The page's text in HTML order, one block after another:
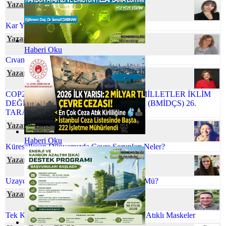
Haberi Oku
Haberi Oku
Yazar Berna UÇAR
Kar Yağışının Faydaları
Yazar Neslihan BOYACILAR
Cıvanın Taşınabilir Tür Pillerdeki Öyküsü
Yazar Şafak ÖZSOY
COP26 NEDEN ÖNEMLİ BİRLEŞMİŞ MİLLETLER İKLİM
DEĞİŞİKLİĞİ ÇERÇEVE SÖZLEŞMESİ (BMİDÇS) 26.
TARAFLAR KONFERANSI
Yazar Gamze CİVELEK
Küreselleşen Dünyamızda Çevre Sorunları Neler?
Yazar Ömür TEMİZEL
Uzaydaki Atıklarla Başa Çıkmak Mümkün Mü?
Yazar Gökhan TUFAN
Tek Kullanımlık Maskeler Yerine Minimum Atıklı Maskeler